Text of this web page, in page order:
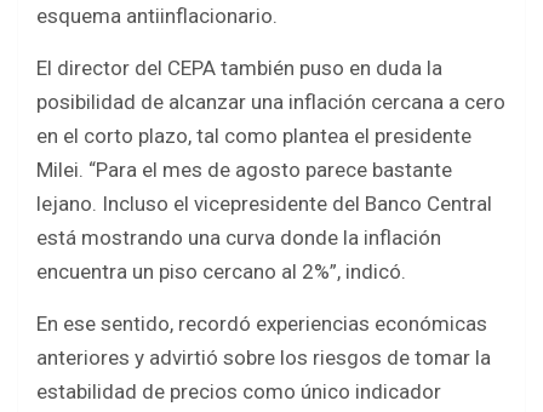
esquema antiinflacionario.
El director del CEPA también puso en duda la
posibilidad de alcanzar una inflación cercana a cero
en el corto plazo, tal como plantea el presidente
Milei. “Para el mes de agosto parece bastante
lejano. Incluso el vicepresidente del Banco Central
está mostrando una curva donde la inflación
encuentra un piso cercano al 2%”, indicó.
En ese sentido, recordó experiencias económicas
anteriores y advirtió sobre los riesgos de tomar la
estabilidad de precios como único indicador